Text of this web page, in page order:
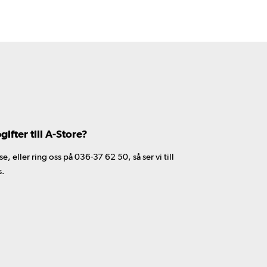
till A-Store?
eller ring oss på 036-37 62 50, så ser vi till